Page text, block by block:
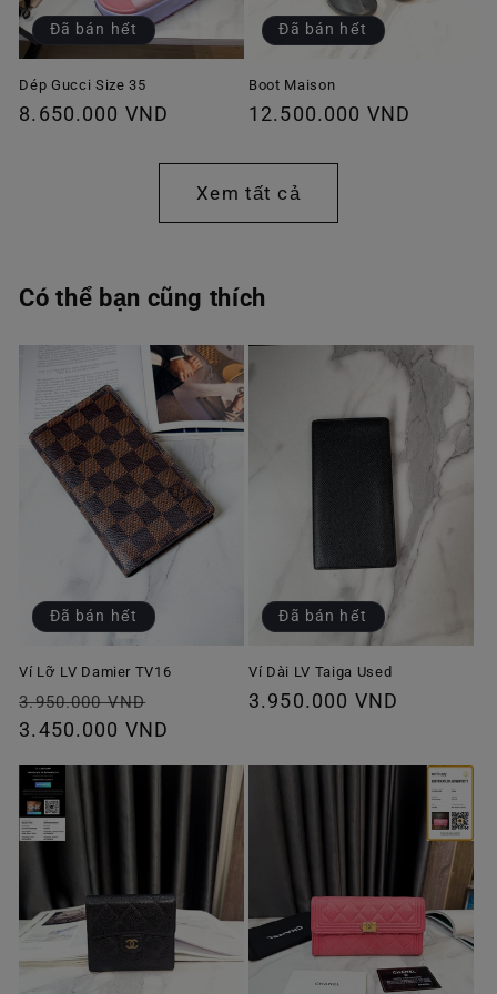
Đã bán hết
Dép Gucci Size 35
Giá
8.650.000 VND
Đã bán hết
Boot Maison
Giá
thường
12.500.000 VND
Xem tất cả
Có thể bạn cũng thích
Đã bán hết
Ví Lỡ LV Damier TV16
Giá
thông
3.950.000 VND
ưu
3.450.000 VND
Đã bán hết
Ví Dài LV Taiga Used
Giá
3.950.000 VND